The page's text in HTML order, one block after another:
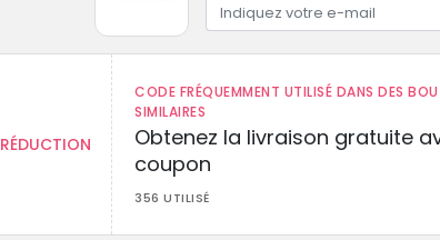
RÉDUCTION
CODE FRÉQUEMMENT UTILISÉ DANS DES
SIMILAIRES
Obtenez la livraison gratuite
coupon
356 UTILISÉ